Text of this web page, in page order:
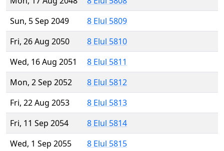
Sun, 5 Sep 2049
8 Elul 5809
Fri, 26 Aug 2050
8 Elul 5810
Wed, 16 Aug 2051
8 Elul 5811
Mon, 2 Sep 2052
8 Elul 5812
Fri, 22 Aug 2053
8 Elul 5813
Fri, 11 Sep 2054
8 Elul 5814
Wed, 1 Sep 2055
8 Elul 5815